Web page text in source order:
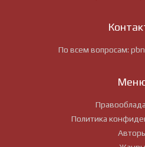
По всем вопросам:
Политика